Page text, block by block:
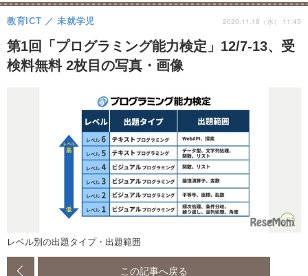
第1回「プログラミング能力検定」12/7-13、受
検料無料 2枚目の写真・画像
教育ICT 未就学児 2020.11.18（水） 11:45
レベル別の出題タイプ・出題範囲
この記事へ戻る